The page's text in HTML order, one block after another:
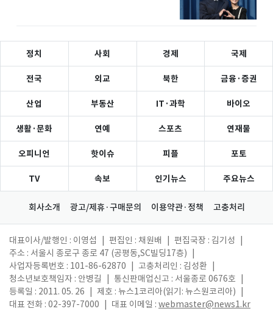
정치 사회 경제 국제
전국 외교 북한 금융·증권
산업 부동산 IT·과학 바이오
생활·문화 연예 스포츠 연재물
오피니언 핫이슈 피플 포토
TV 속보 인기뉴스 주요뉴스
회사소개 광고/제휴·구매문의 이용약관·정책 고충처리
대표이사/발행인 : 이영섭 편집인 : 채원배 편집국장 : 김기성
주소 : 서울시 종로구 종로 47 (공평동,SC빌딩17층)
사업자등록번호 : 101-86-62870
고충처리인 : 김성환
청소년보호책임자 : 안병길
통신판매업신고 : 서울종로 0676호
등록일 : 2011. 05. 26
제호 : 뉴스1코리아(읽기: 뉴스원코리아)
대표 전화 : 02-397-7000
대표 이메일 : webmaster@news1.kr